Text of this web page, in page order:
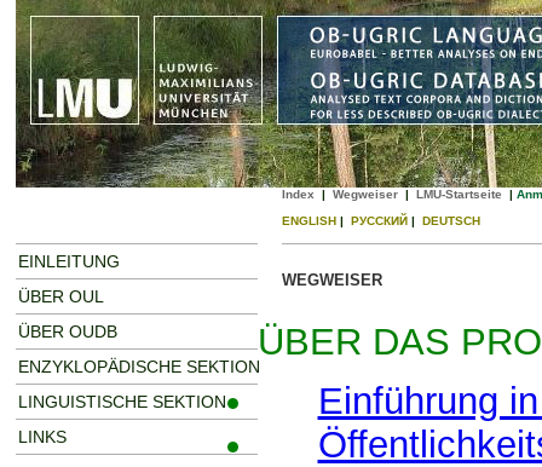
Index | Wegweiser| LMU-Startseite |
ENGLISH| РУССКИЙ| DEUTSCH
EINLEITUNG
ÜBER OUL
ÜBER OUDB
ENZYKLOPÄDISCHE SEKTION
LINGUISTISCHE SEKTION
LINKS
WEGWEISER
ÜBER DAS
Einführung